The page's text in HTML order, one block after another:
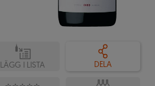
LÄGG I LISTA DELA